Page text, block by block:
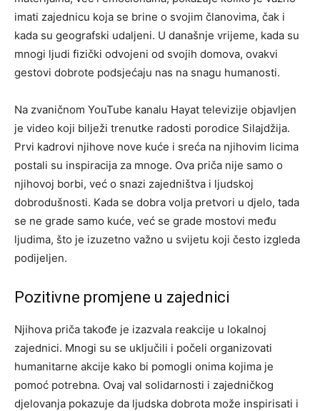
imati zajednicu koja se brine o svojim članovima, čak i
kada su geografski udaljeni. U današnje vrijeme, kada su
mnogi ljudi fizički odvojeni od svojih domova, ovakvi
gestovi dobrote podsjećaju nas na snagu humanosti.
Na zvaničnom YouTube kanalu Hayat televizije objavljen
je video koji bilježi trenutke radosti porodice Silajdžija.
Prvi kadrovi njihove nove kuće i sreća na njihovim licima
postali su inspiracija za mnoge. Ova priča nije samo o
njihovoj borbi, već o snazi zajedništva i ljudskoj
dobrodušnosti. Kada se dobra volja pretvori u djelo, tada
se ne grade samo kuće, već se grade mostovi među
ljudima, što je izuzetno važno u svijetu koji često izgleda
podijeljen.
Pozitivne promjene u zajednici
Njihova priča takođe je izazvala reakcije u lokalnoj
zajednici. Mnogi su se uključili i počeli organizovati
humanitarne akcije kako bi pomogli onima kojima je
pomoć potrebna. Ovaj val solidarnosti i zajedničkog
djelovanja pokazuje da ljudska dobrota može inspirisati i